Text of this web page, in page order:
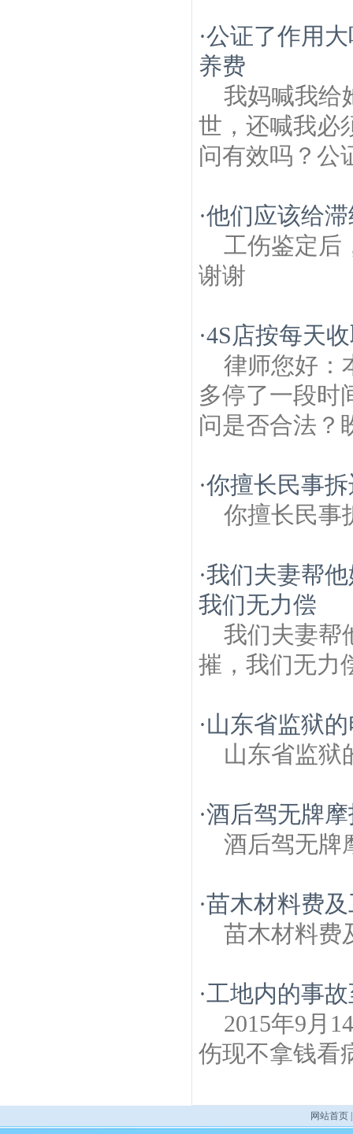
·公证了作用
养费
我妈喊我给
世，还喊我必
问有效吗？公
·他们应该给
工伤鉴定后
谢谢
·4S店按每天
律师您好：
多停了一段时
问是否合法？
·你擅长民事
你擅长民事
·我们夫妻帮
我们无力偿
我们夫妻帮
摧，我们无力
·山东省监狱
山东省监狱
·酒后驾无牌
酒后驾无牌
·苗木材料费
苗木材料费
·工地内的事
2015年9月
伤现不拿钱看
网站首页